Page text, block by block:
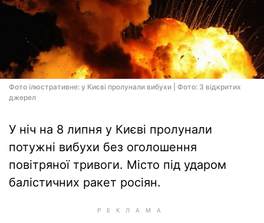
Фото ілюстративне: у Києві пролунали вибухи | Фото: З відкритих
джерел
У ніч на 8 липня у Києві пролунали
потужні вибухи без оголошення
повітряної тривоги. Місто під ударом
балістичних ракет росіян.